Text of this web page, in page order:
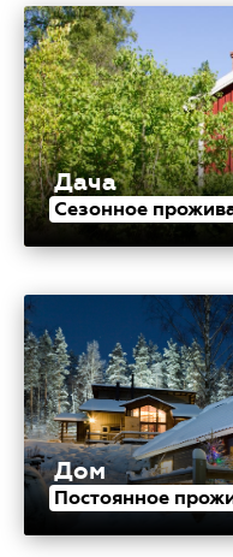
Дача
Сезонное
Дом
Постоянное